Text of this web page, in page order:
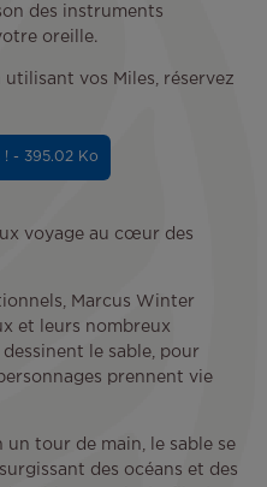
des instruments
oreille.
vos Miles, réservez
! - 395.02 Ko
voyage au cœur des
Marcus Winter
et leurs nombreux
le sable, pour
prennent vie
un tour de main, le sable se
des océans et des